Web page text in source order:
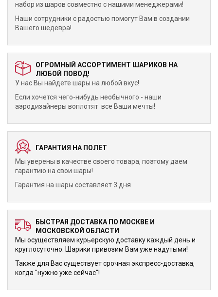
набор из шаров совместно с нашими менеджерами!
Наши сотрудники с радостью помогут Вам в создании
Вашего шедевра!
ОГРОМНЫЙ АССОРТИМЕНТ ШАРИКОВ НА
ЛЮБОЙ ПОВОД!
У нас Вы найдете шары на любой вкус!
Если хочется чего-нибудь необычного - наши
аэродизайнеры воплотят все Ваши мечты!
ГАРАНТИЯ НА ПОЛЕТ
Мы уверены в качестве своего товара, поэтому даем
гарантию на свои шары!
Гарантия на шары составляет 3 дня
БЫСТРАЯ ДОСТАВКА ПО МОСКВЕ И
МОСКОВСКОЙ ОБЛАСТИ
Мы осуществляем курьерскую доставку каждый день и
круглосуточно. Шарики привозим Вам уже надутыми!
Также для Вас существует срочная экспресс-доставка,
когда "нужно уже сейчас"!